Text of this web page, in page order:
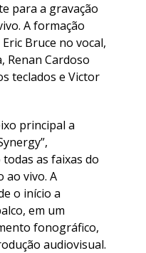
para a gravação
A formação
Bruce no vocal,
Renan Cardoso
teclados e Victor
principal a
as faixas do
ao vivo. A
o início a
em um
fonográfico,
audiovisual.